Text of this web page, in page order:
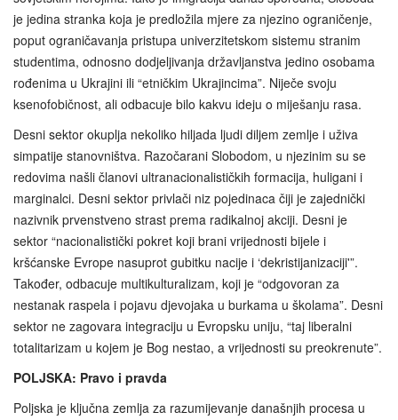
je jedina stranka koja je predložila mjere za njezino ograničenje,
poput ograničavanja pristupa univerzitetskom sistemu stranim
studentima, odnosno dodjeljivanja državljanstva jedino osobama
rođenima u Ukrajini ili “etničkim Ukrajincima”. Niječe svoju
ksenofobičnost, ali odbacuje bilo kakvu ideju o miješanju rasa.
Desni sektor okuplja nekoliko hiljada ljudi diljem zemlje i uživa
simpatije stanovništva. Razočarani Slobodom, u njezinim su se
redovima našli članovi ultranacionalističkih formacija, huligani i
marginalci. Desni sektor privlači niz pojedinaca čiji je zajednički
nazivnik prvenstveno strast prema radikalnoj akciji. Desni je
sektor “nacionalistički pokret koji brani vrijednosti bijele i
kršćanske Evrope nasuprot gubitku nacije i ‘dekristijanizaciji'”.
Također, odbacuje multikulturalizam, koji je “odgovoran za
nestanak raspela i pojavu djevojaka u burkama u školama”. Desni
sektor ne zagovara integraciju u Evropsku uniju, “taj liberalni
totalitarizam u kojem je Bog nestao, a vrijednosti su preokrenute”.
POLJSKA: Pravo i pravda
Poljska je ključna zemlja za razumijevanje današnjih procesa u